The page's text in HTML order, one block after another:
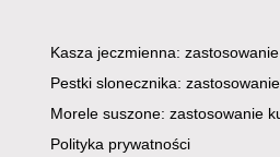
Kasza jeczmienna:
Pestki slonecznika:
Morele suszone: zastosowanie
Polityka prywatności